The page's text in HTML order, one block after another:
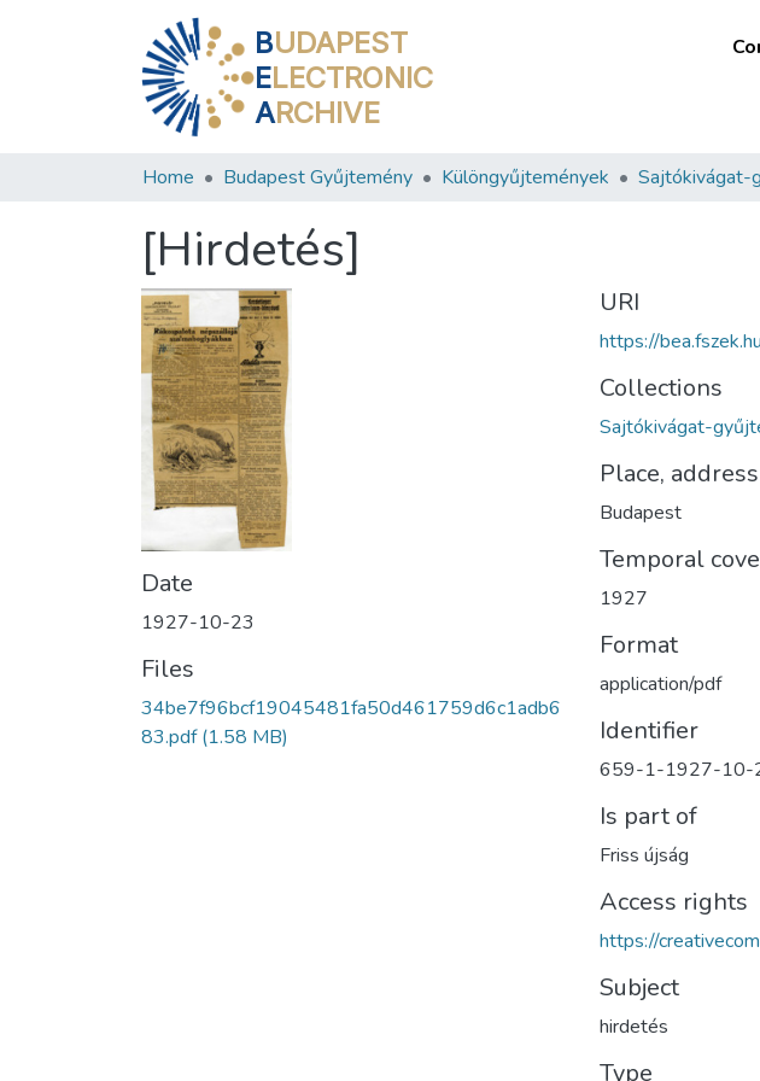
BUDAPEST
ELECTRONIC
ARCHIVE
Home Budapest Gyűjtemény Különgyűjtemények Sajtókivágat-
[Hirdetés]
Date
1927-10-23
Files
34be7f96bcf19045481fa50d461759d6c1adb6
83.pdf(1.58 MB)
URI
https://
Collections
Sajtókivágat-
Place, address
Budapest
Temporal
1927
Format
application/pdf
Identifier
659-1-1927-10-
Is part of
Friss újság
Access rights
https://
Subject
hirdetés
Type